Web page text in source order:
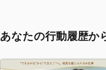
あなたの行動履歴か